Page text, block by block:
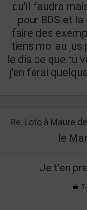
qu'il faudra
pour BDS et
faire des
tiens moi au
le dis ce que tu
j'en ferai
le
Je t'en